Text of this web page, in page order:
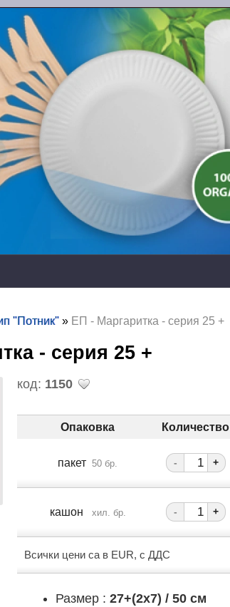
"Потник" » ЕП - Маргаритка - серия 25 +
- серия 25 +
код: 1150
Опаковка Количество
пакет 50 бр. - +
кашон хил. бр. - +
Всички цени са в EUR, с ДДС
Размер :27+(2x7) / 50 см